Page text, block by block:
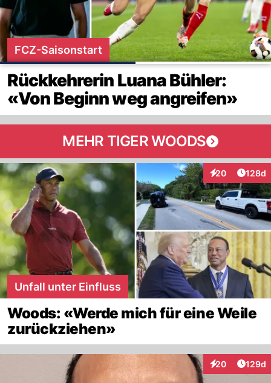
FCZ-Saisonstart
Rückkehrerin Luana Bühler:
«Von Beginn weg angreifen»
MEHR TIGER WOODS
20
Interaktionen
128d
Unfall unter Einfluss
Woods: «Werde mich für eine Weile
zurückziehen»
20
Interaktionen
129d